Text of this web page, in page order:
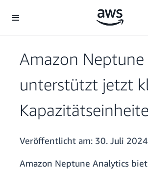
Überspringen zum Hauptinhalt
Amazon
unterstützt jetzt
Veröffentlicht am: 30. Juli 2024
Amazon Neptune Analytics